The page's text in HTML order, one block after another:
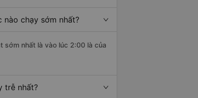
nào chạy sớm nhất?
sớm nhất là vào lúc 2:00 là của
trễ nhất?